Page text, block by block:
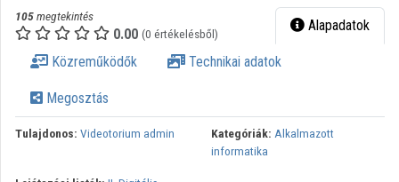
Kategóriák
Intézményi listák
Intézmények
Közreműködők
105megtekintés
0.00 (0 értékelésből) Alapadatok
Közreműködők Technikai adatok
Megosztás
Tulajdonos: Videotorium admin Kategóriák: Alkalmazott
informatika